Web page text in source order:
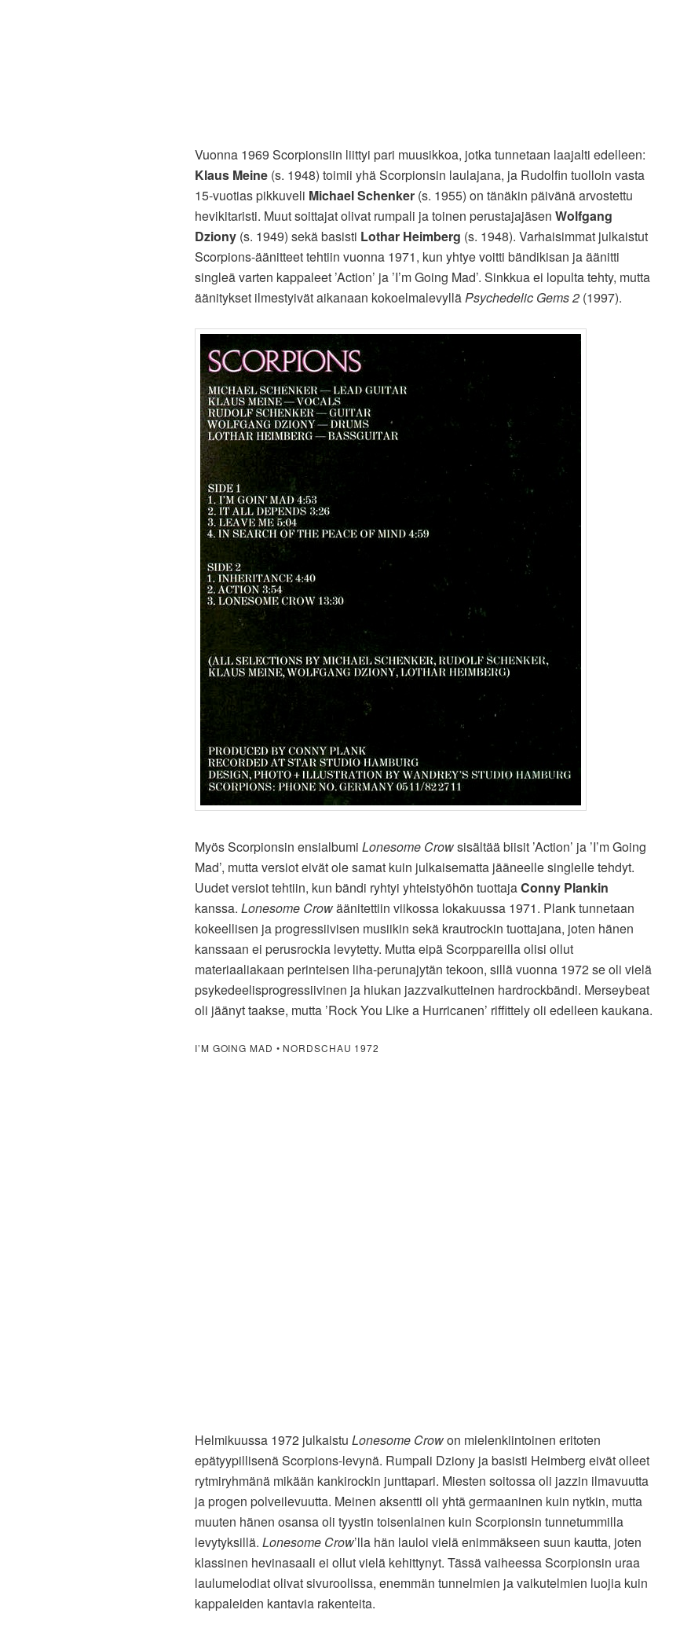
Vuonna 1969 Scorpionsiin liittyi pari muusikkoa, jotka tunnetaan laajalti edelleen:
Klaus Meine (s. 1948) toimii yhä Scorpionsin laulajana, ja Rudolfin tuolloin vasta
15-vuotias pikkuveli Michael Schenker (s. 1955) on tänäkin päivänä arvostettu
hevikitaristi. Muut soittajat olivat rumpali ja toinen perustajajäsen Wolfgang
Dziony (s. 1949) sekä basisti Lothar Heimberg (s. 1948). Varhaisimmat julkaistut
Scorpions-äänitteet tehtiin vuonna 1971, kun yhtye voitti bändikisan ja äänitti
singleä varten kappaleet ’Action’ ja ’I’m Going Mad’. Sinkkua ei lopulta tehty, mutta
äänitykset ilmestyivät aikanaan kokoelmalevylläPsychedelic Gems 2 (1997).
Myös Scorpionsin ensialbumi Lonesome Crowsisältää biisit ’Action’ ja ’I’m Going
Mad’, mutta versiot eivät ole samat kuin julkaisematta jääneelle singlelle tehdyt.
Uudet versiot tehtiin, kun bändi ryhtyi yhteistyöhön tuottajaConny Plankin
kanssa. Lonesome Crowäänitettiin viikossa lokakuussa 1971. Plank tunnetaan
kokeellisen ja progressiivisen musiikin sekä krautrockin tuottajana, joten hänen
kanssaan ei perusrockia levytetty. Mutta eipä Scorppareilla olisi ollut
materiaaliakaan perinteisen liha-perunajytän tekoon, sillä vuonna 1972 se oli vielä
psykedeelisprogressiivinen ja hiukan jazzvaikutteinen hardrockbändi. Merseybeat
oli jäänyt taakse, mutta ’Rock You Like a Hurricanen’ riffittely oli edelleen kaukana.
I’M GOING MAD • NORDSCHAU 1972
Helmikuussa 1972 julkaistu Lonesome Crowon mielenkiintoinen eritoten
epätyypillisenä Scorpions-levynä. Rumpali Dziony ja basisti Heimberg eivät olleet
rytmiryhmänä mikään kankirockin junttapari. Miesten soitossa oli jazzin ilmavuutta
ja progen polveilevuutta. Meinen aksentti oli yhtä germaaninen kuin nytkin, mutta
muuten hänen osansa oli tyystin toisenlainen kuin Scorpionsin tunnetummilla
levytyksillä. Lonesome Crow’lla hän lauloi vielä enimmäkseen suun kautta, joten
klassinen hevinasaali ei ollut vielä kehittynyt. Tässä vaiheessa Scorpionsin uraa
laulumelodiat olivat sivuroolissa, enemmän tunnelmien ja vaikutelmien luojia kuin
kappaleiden kantavia rakenteita.